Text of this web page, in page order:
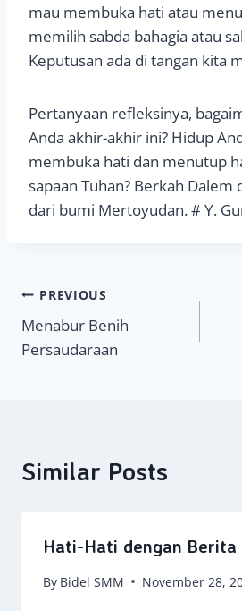
mau membuka hati atau
memilih sabda bahagia atau
Keputusan ada di tangan kita
Pertanyaan refleksinya,
Anda akhir-akhir ini? Hidup
membuka hati dan menutup
sapaan Tuhan? Berkah Dalem
dari bumi Mertoyudan. # Y.
Navigasi
pos
PREVIOUS
Menabur Benih
Persaudaraan
Similar Posts
Hati-Hati dengan Berita
By Bidel SMM November 28,